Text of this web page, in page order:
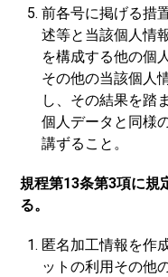
前各号に掲げる措
述等と当該個人情
を構成する他の個
その他の当該個人
し、その結果を踏
個人データと同様
講ずること。
規程第13条第3項に規
る。
匿名加工情報を作
ットの利用その他